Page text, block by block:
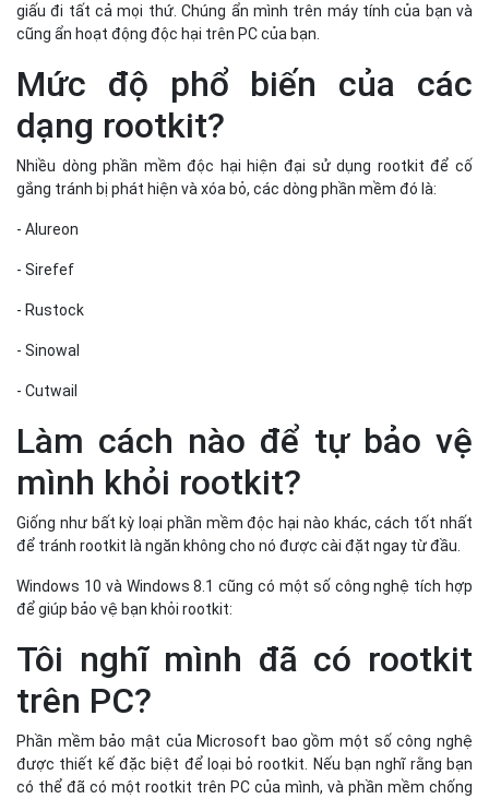
giấu đi tất cả mọi thứ. Chúng ẩn mình trên máy tính của bạn và
cũng ẩn hoạt động độc hại trên PC của bạn.
Mức độ phổ biến của các
dạng rootkit?
Nhiều dòng phần mềm độc hại hiện đại sử dụng rootkit để cố
gắng tránh bị phát hiện và xóa bỏ, các dòng phần mềm đó là:
- Alureon
- Sirefef
- Rustock
- Sinowal
- Cutwail
Làm cách nào để tự bảo vệ
mình khỏi rootkit?
Giống như bất kỳ loại phần mềm độc hại nào khác, cách tốt nhất
để tránh rootkit là ngăn không cho nó được cài đặt ngay từ đầu.
Windows 10 và Windows 8.1 cũng có một số công nghệ tích hợp
để giúp bảo vệ bạn khỏi rootkit:
Tôi nghĩ mình đã có rootkit
trên PC?
Phần mềm bảo mật của Microsoft bao gồm một số công nghệ
được thiết kế đặc biệt để loại bỏ rootkit. Nếu bạn nghĩ rằng bạn
có thể đã có một rootkit trên PC của mình, và phần mềm chống